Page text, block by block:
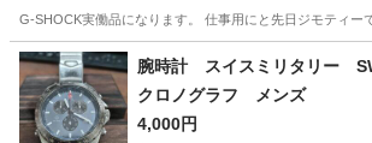
G-SHOCK実働品になります。 仕事用にと先日ジモティ
鹿児島 鹿児島市 宇宿駅 アクセサリー
腕時計 スイスミリタリー
クロノグラフ メンズ
4,000円